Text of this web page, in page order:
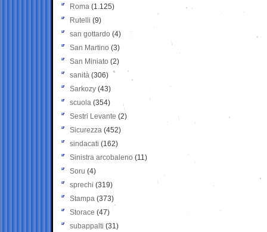
Roma (1.125)
Rutelli (9)
san gottardo (4)
San Martino (3)
San Miniato (2)
sanità (306)
Sarkozy (43)
scuola (354)
Sestri Levante (2)
Sicurezza (452)
sindacati (162)
Sinistra arcobaleno (11)
Soru (4)
sprechi (319)
Stampa (373)
Storace (47)
subappalti (31)